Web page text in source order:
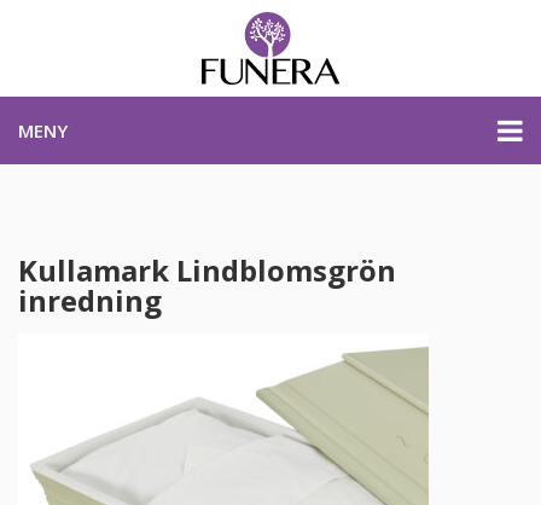
MENY
PLANERA BEGRAVNING
STARTSIDA
Kullamark Lindblomsgrön
inredning